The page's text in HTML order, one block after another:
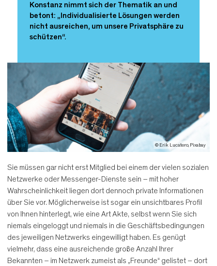
Konstanz nimmt sich der Thematik an und
betont: „Individualisierte Lösungen werden
nicht ausreichen, um unsere Privatsphäre zu
schützen“.
© Erik Lucatero, Pixabay
Sie müssen gar nicht erst Mitglied bei einem der vielen sozialen
Netzwerke oder Messenger-Dienste sein – mit hoher
Wahrscheinlichkeit liegen dort dennoch private Informationen
über Sie vor. Möglicherweise ist sogar ein unsichtbares Profil
von Ihnen hinterlegt, wie eine Art Akte, selbst wenn Sie sich
niemals eingeloggt und niemals in die Geschäftsbedingungen
des jeweiligen Netzwerks eingewilligt haben. Es genügt
vielmehr, dass eine ausreichende große Anzahl Ihrer
Bekannten – im Netzwerk zumeist als „Freunde“ gelistet – dort